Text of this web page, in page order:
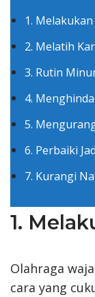
1.
2. Melatih
3. Rutin
4.
5.
6. Perbaiki
7. Kurangi
1.
Olahraga
cara yang